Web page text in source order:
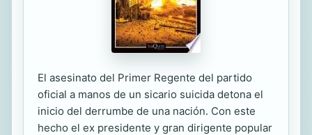
El asesinato del Primer Regente del partido
oficial a manos de un sicario suicida detona el
inicio del derrumbe de una nación. Con este
hecho el ex presidente y gran dirigente popular